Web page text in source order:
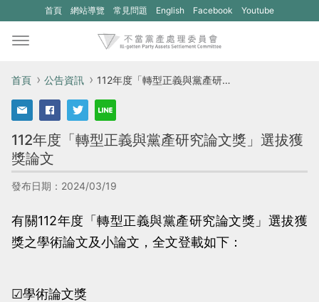
首頁 網站導覽 常見問題 English
(另
視
開
新
的
Facebook
(另
開
新
Youtube
首頁 公告資訊 112年度「轉型正義與黨產研究論文獎」選拔獲獎論文
112年度「轉型正義與黨產研究論文獎」選拔獲
獎論文
發布日期：2024/03/19
有關112年度「轉型正義與黨產研究論文獎」選拔獲
獎之學術論文及小論文，全文登載如下：
☑學術論文獎